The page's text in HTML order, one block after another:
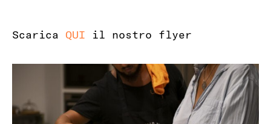
Scarica QUI il nostro flyer